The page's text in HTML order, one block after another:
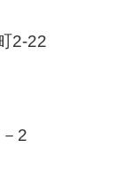
2-22
2